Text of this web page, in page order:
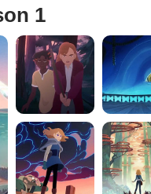
1